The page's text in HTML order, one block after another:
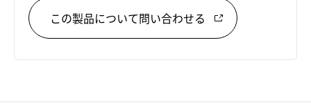
この製品について問い合わせる